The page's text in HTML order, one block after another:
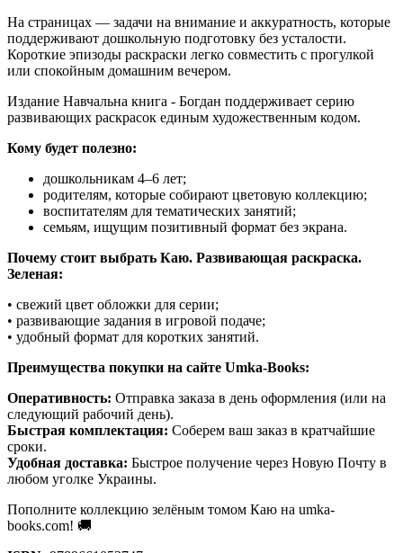
На страницах — задачи на внимание и аккуратность, которые
поддерживают дошкольную подготовку без усталости.
Короткие эпизоды раскраски легко совместить с прогулкой
или спокойным домашним вечером.
Издание Навчальна книга - Богдан поддерживает серию
развивающих раскрасок единым художественным кодом.
Кому будет полезно:
дошкольникам 4–6 лет;
родителям, которые собирают цветовую коллекцию;
воспитателям для тематических занятий;
семьям, ищущим позитивный формат без экрана.
Почему стоит выбрать Каю. Развивающая раскраска.
Зеленая:
• свежий цвет обложки для серии;
• развивающие задания в игровой подаче;
• удобный формат для коротких занятий.
Преимущества покупки на сайте Umka-Books:
Оперативность: Отправка заказа в день оформления (или на
следующий рабочий день).
Быстрая комплектация: Соберем ваш заказ в кратчайшие
сроки.
Удобная доставка: Быстрое получение через Новую Почту в
любом уголке Украины.
Пополните коллекцию зелёным томом Каю на umka-
books.com! 🚚